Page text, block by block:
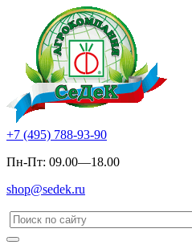
+7 (495) 788-93-90
Пн-Пт: 09.00—18.00
shop@sedek.ru